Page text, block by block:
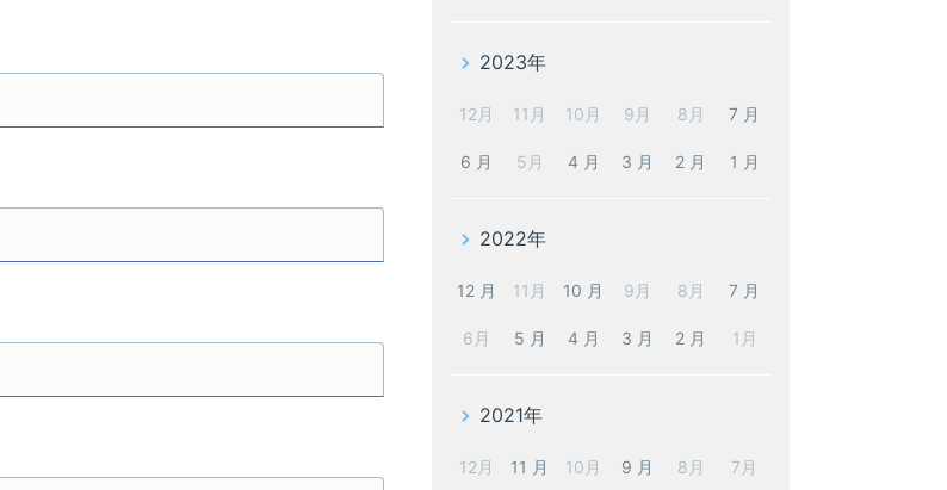
2023年
12月 11月 10月 9月 8月 7 月
6 月 5月 4 月 3 月 2 月 1 月
2022年
12 月 11月 10 月 9月 8月 7 月
6月 5 月 4 月 3 月 2 月 1月
2021年
12月 11 月 10月 9 月 8月 7月